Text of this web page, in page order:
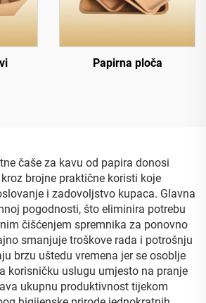
Papirna ploča
čaše za kavu od papira donosi
brojne praktične koristi koje
i zadovoljstvo kupaca. Glavna
pogodnosti, što eliminira potrebu
čišćenjem spremnika za ponovno
smanjuje troškove rada i potrošnju
brzu uštedu vremena jer se osoblje
korisničku uslugu umjesto na pranje
ukupnu produktivnost tijekom